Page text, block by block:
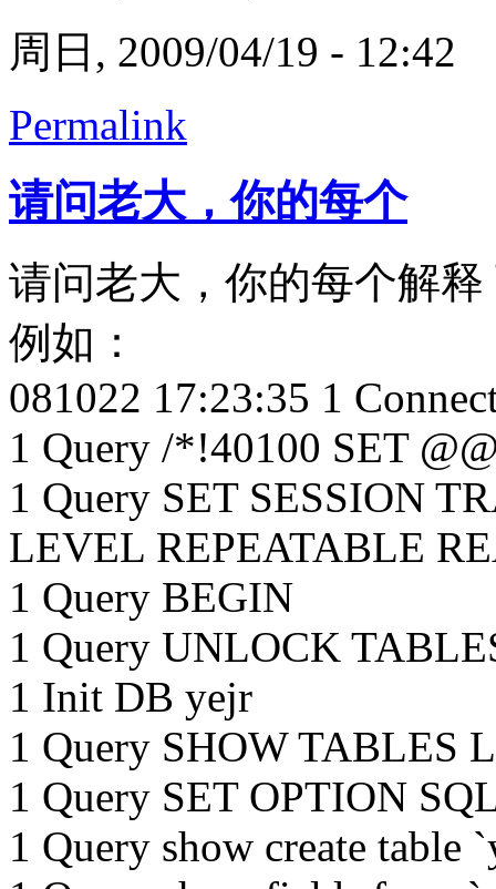
周日, 2009/04/19 - 12:42
Permalink
请问老大，你的每个
请问老大，你的每个解
例如：
081022 17:23:35 1
1 Query /*!40100 SET
1 Query SET SESSION
LEVEL REPEATABLE
1 Query BEGIN
1 Query UNLOCK
1 Init DB yejr
1 Query SHOW TABLES
1 Query SET OPTION
1 Query show create table